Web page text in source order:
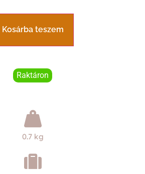
Kosárba teszem
Raktáron
0.7 kg